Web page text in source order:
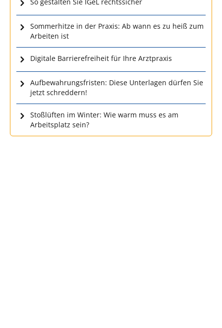
Sommerhitze in der Praxis: Ab wann es zu heiß zum
Arbeiten ist
Digitale Barrierefreiheit für Ihre Arztpraxis
Aufbewahrungsfristen: Diese Unterlagen dürfen Sie
jetzt schreddern!
Stoßlüften im Winter: Wie warm muss es am
Arbeitsplatz sein?